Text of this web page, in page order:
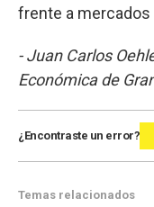
frente a mercados
- Juan Carlos
Económica de
¿Encontraste un error?
Temas relacionados